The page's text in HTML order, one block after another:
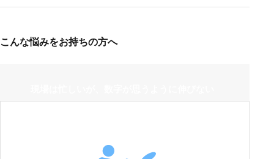
こんな悩みをお持ちの方へ